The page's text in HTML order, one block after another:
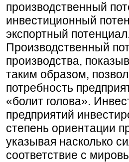
производственный
инвестиционный
экспортный
Производственный
производства,
таким образом,
потребность
«болит голова».
предприятий
степень ориентации
указывая насколько
соответствие с